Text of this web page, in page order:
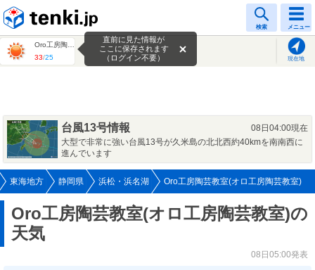
検索 メニュー
33/25 現在地
直前に見た情報が
ここに保存されます
（ログイン不要）
台風13号情報
08日04:00現在
大型で非常に強い台風13号が久米島の北北西約40kmを南南西に
進んでいます
東海地方 静岡県 浜松・浜名湖 Oro工房陶芸教室(オロ工房陶芸教室)
Oro工房陶芸教室(オロ工房陶芸教室)の
天気
08日05:00発表